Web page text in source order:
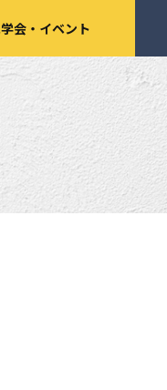
会 ・ イベント